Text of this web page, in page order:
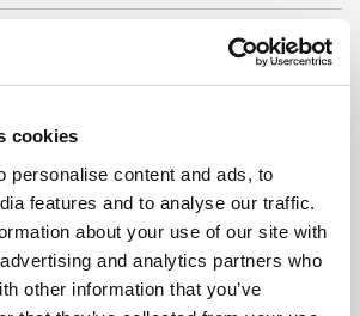
cookies
personalise content and ads, to
features and to analyse our traffic.
about your use of our site with
and analytics partners who
other information that you’ve
-
Kjøp